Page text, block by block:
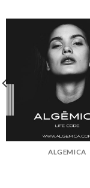
ALGEMICA